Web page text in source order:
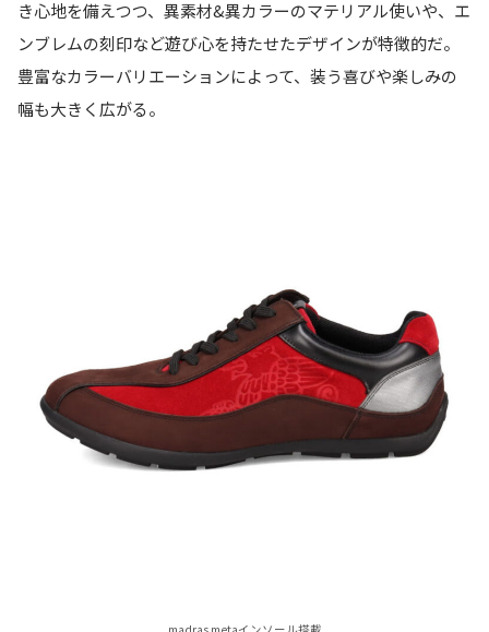
き心地を備えつつ、異素材&異カラーのマテリアル使いや、エ
ンブレムの刻印など遊び心を持たせたデザインが特徴的だ。
豊富なカラーバリエーションによって、装う喜びや楽しみの
幅も大きく広がる。